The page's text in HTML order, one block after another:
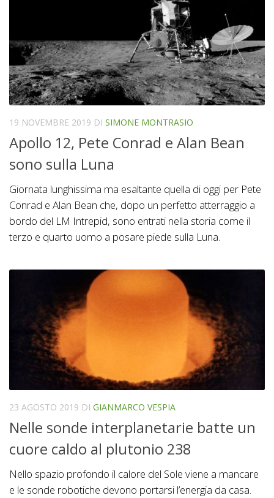
19 NOVEMBRE 2019 DI SIMONE MONTRASIO
Apollo 12, Pete Conrad e Alan Bean
sono sulla Luna
Giornata lunghissima ma esaltante quella di oggi per Pete
Conrad e Alan Bean che, dopo un perfetto atterraggio a
bordo del LM Intrepid, sono entrati nella storia come il
terzo e quarto uomo a posare piede sulla Luna.
23 AGOSTO 2019 DI GIANMARCO VESPIA
Nelle sonde interplanetarie batte un
cuore caldo al plutonio 238
Nello spazio profondo il calore del Sole viene a mancare
e le sonde robotiche devono portarsi l’energia da casa.